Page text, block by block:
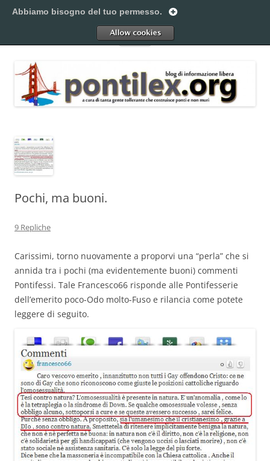
al
Pontilex
Menu
Pochi, ma buoni.
9 Repliche
Carissimi, torno nuovamente a proporvi una “perla” che si
annida tra i pochi (ma evidentemente buoni) commenti
Pontifessi. Tale Francesco66 risponde alle Pontifesserie
dell’emerito poco-Odo molto-Fuso e rilancia come potete
leggere di seguito.
Abbiamo bisogno del tuo permesso.